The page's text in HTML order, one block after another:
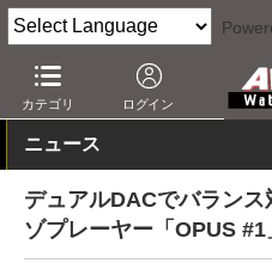
カテゴリ ログイン
AV Watch 製品 ポータブルオ
ニュース
デュアルDACでバラン
ゾプレーヤー「OPUS #1